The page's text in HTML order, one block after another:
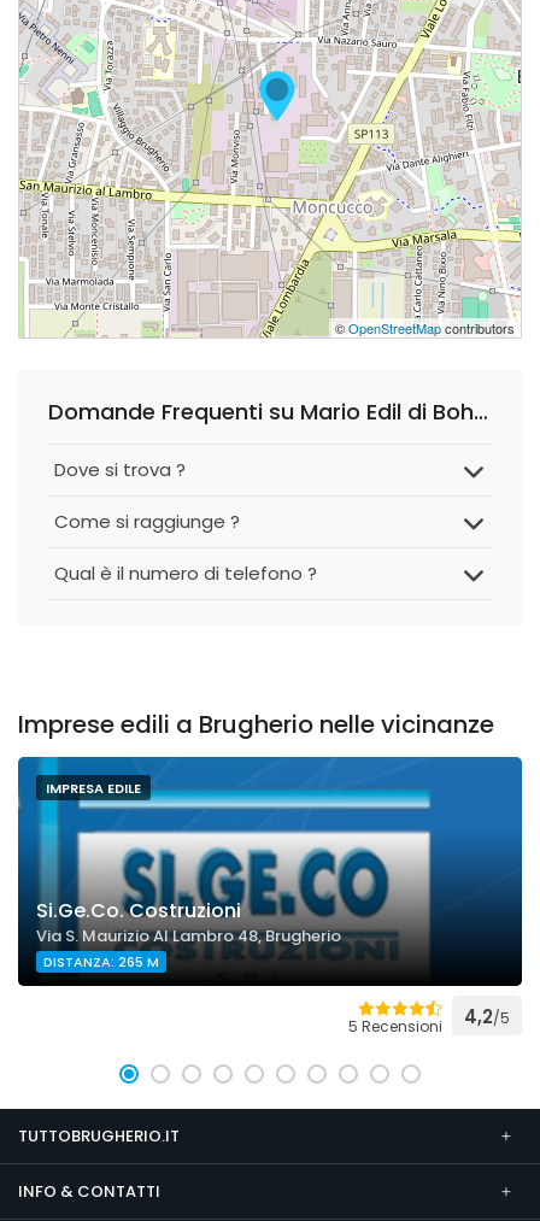
©OpenStreetMapcontributors
Domande Frequenti su Mario Edil di Bohatiel Florin
Dove si trova ?
Come si raggiunge ?
Qual è il numero di telefono ?
Imprese edili a Brugherio nelle vicinanze
IMPRESA EDILE
Si.Ge.Co. Costruzioni
Via S. Maurizio Al Lambro 48, Brugherio
DISTANZA: 265 M
5 Recensioni 4,2/5
TUTTOBRUGHERIO.IT
INFO & CONTATTI